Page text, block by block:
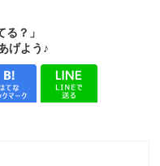
る？」
げよう♪